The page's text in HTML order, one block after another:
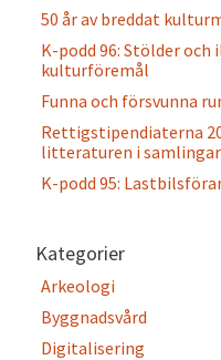
50 år av breddat
K-podd 96: Stölder och
kulturföremål
Funna och försvunna
Rettigstipendiaterna
litteraturen i
K-podd 95:
Kategorier
Arkeologi
Byggnadsvård
Digitalisering